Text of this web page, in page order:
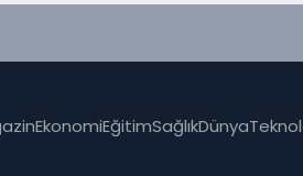
EkonomiEğitimSağlıkDünya